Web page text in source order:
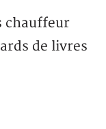
chauffeur
de livres